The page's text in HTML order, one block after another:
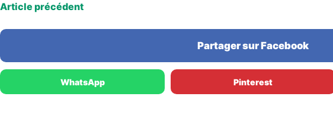
Article précédent
Partager sur Facebook
WhatsApp Pinterest